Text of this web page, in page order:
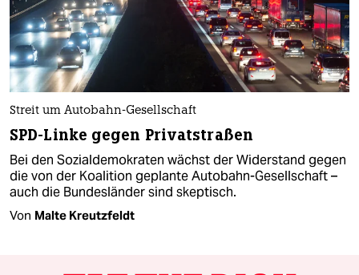
Streit um Autobahn-Gesellschaft
SPD-Linke gegen Privatstraßen
Bei den Sozialdemokraten wächst der Widerstand gegen
die von der Koalition geplante Autobahn-Gesellschaft –
auch die Bundesländer sind skeptisch.
Von Malte Kreutzfeldt